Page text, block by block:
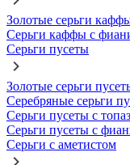
Золотые серьги
Серьги каффы с
Серьги пусеты
Золотые серьги
Серебряные серьги
Серьги пусеты с
Серьги пусеты с
Серьги с аметистом